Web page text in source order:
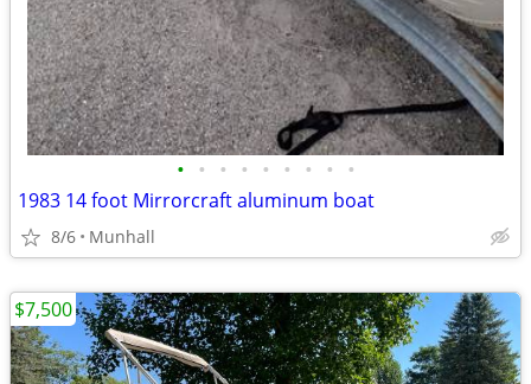
• • • • • • • • •
1983 14 foot Mirrorcraft aluminum boat
8/6 Munhall
$7,500